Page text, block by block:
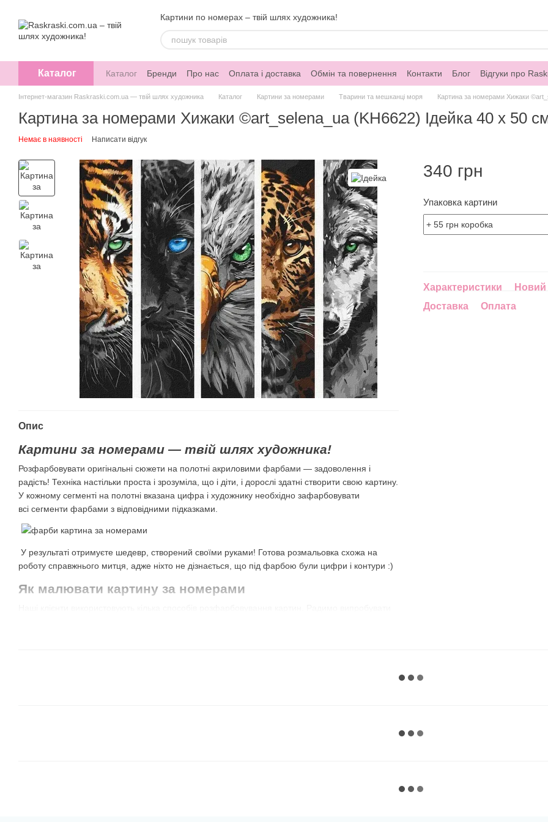
Картини по номерах – твій шлях художника!
Каталог Каталог Бренди Про нас Оплата і доставка Обмін та повернення Контакти Блог Відгуки про
Інтернет-магазин Raskraski.com.ua — твій шлях художника Каталог Картини за номерами Тварини та мешканці моря Картина за номерами Хижаки
Картина за номерами Хижаки ©art_selena_ua (KH6622) Ідейка 40 х 50
Немає в наявності Написати відгук
Опис
Картини за номерами — твій шлях художника!
Розфарбовувати оригінальні сюжети на полотні акриловими фарбами — задоволення і
радість! Техніка настільки проста і зрозуміла, що і діти, і дорослі здатні створити свою картину.
У кожному сегменті на полотні вказана цифра і художнику необхідно зафарбовувати
всі сегменти фарбами з відповідними підказками.
У результаті отримуєте шедевр, створений своїми руками! Готова розмальовка схожа на
роботу справжнього митця, адже ніхто не дізнається, що під фарбою були цифри і контури :)
Як малювати картину за номерами
340 грн
Упаковка картини
Характеристики Новий
Доставка
Оплата